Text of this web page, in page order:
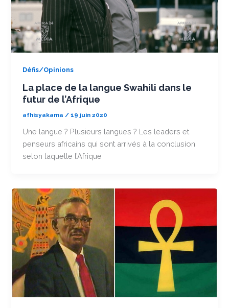
Défis/Opinions
La place de la langue Swahili dans le
futur de l’Afrique
afhisyakama/19 juin 2020
Une langue ? Plusieurs langues ? Les leaders et
penseurs africains qui sont arrivés à la conclusion
selon laquelle l’Afrique